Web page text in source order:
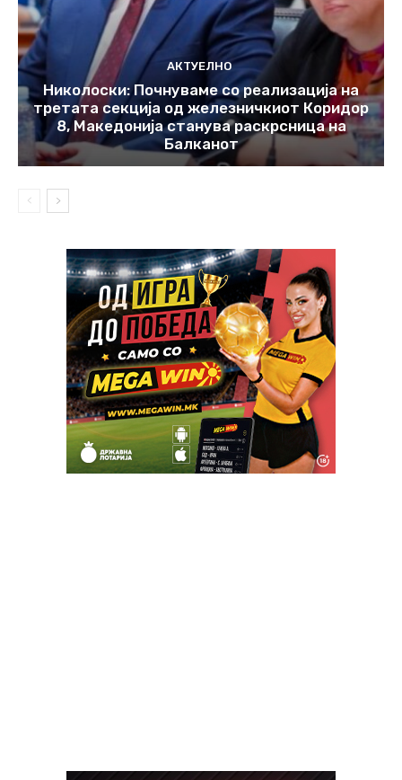
АКТУЕЛНО
Николоски: Почнуваме со реализација на
третата секција од железничкиот Коридор
8, Македонија станува раскрсница на
Балканот